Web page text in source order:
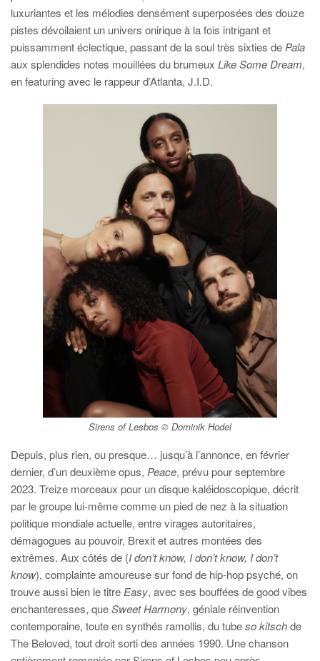
luxuriantes et les mélodies densément superposées des douze
pistes dévoilaient un univers onirique à la fois intrigant et
puissamment éclectique, passant de la soul très sixties de Pala
aux splendides notes mouillées du brumeux Like Some Dream,
en featuring avec le rappeur d’Atlanta, J.I.D.
Sirens of Lesbos © Dominik Hodel
Depuis, plus rien, ou presque… jusqu’à l’annonce, en février
dernier, d’un deuxième opus, Peace, prévu pour septembre
2023. Treize morceaux pour un disque kaléidoscopique, décrit
par le groupe lui-même comme un pied de nez à la situation
politique mondiale actuelle, entre virages autoritaires,
démagogues au pouvoir, Brexit et autres montées des
extrêmes. Aux côtés de (I don’t know, I don’t know, I don’t
know), complainte amoureuse sur fond de hip-hop psyché, on
trouve aussi bien le titre Easy, avec ses bouffées de good vibes
enchanteresses, queSweet Harmony, géniale réinvention
contemporaine, toute en synthés ramollis, du tubeso kitschde
The Beloved, tout droit sorti des années 1990. Une chanson